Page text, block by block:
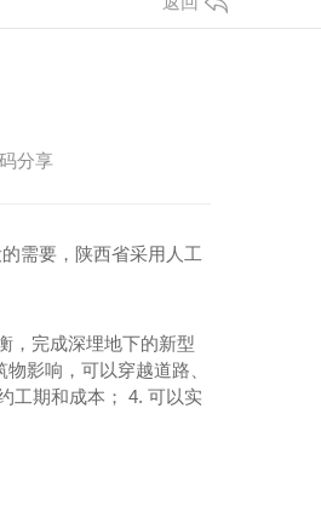
桥梁隧道工程
管道工程施工
分享
需要，陕西省采用人工
，完成深埋地下的新型
影响，可以穿越道路、
工期和成本； 4. 可以实